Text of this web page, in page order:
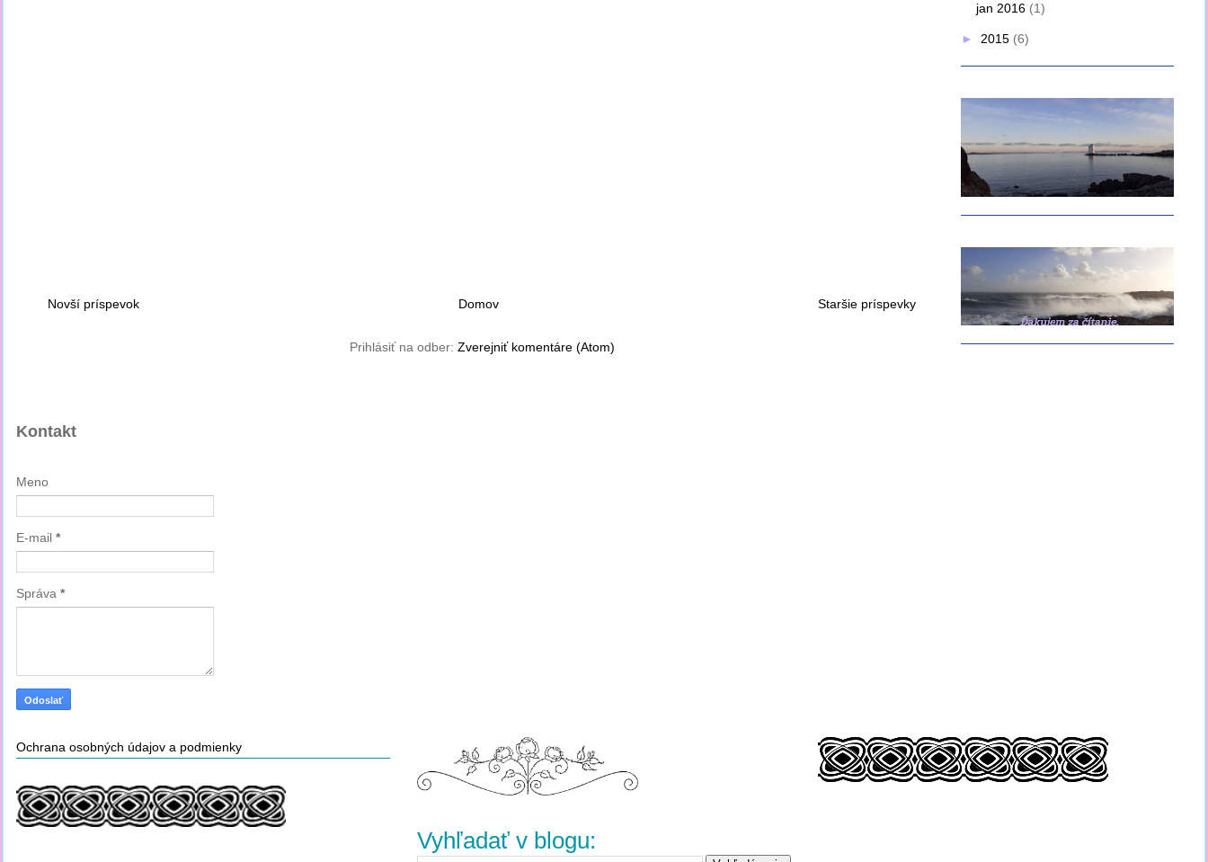
Novší príspevok Staršie príspevky
Domov
Prihlásiť na odber: Zverejniť komentáre (Atom)
jan 2016 (1)
► 2015 (6)
Kontakt
Meno
E-mail *
Správa *
Ochrana osobných údajov a podmienky
Vyhľadať v blogu: